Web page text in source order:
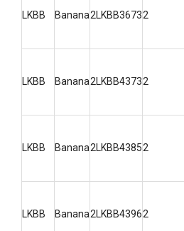
LKBB Banana2LKBB36732
LKBB Banana2LKBB43732
LKBB Banana2LKBB43852
LKBB Banana2LKBB43962